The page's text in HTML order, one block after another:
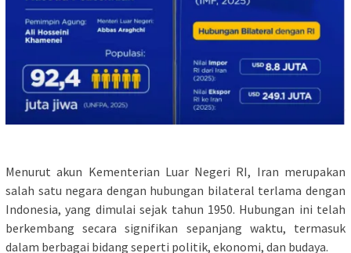
Menurut akun Kementerian Luar Negeri RI, Iran merupakan
salah satu negara dengan hubungan bilateral terlama dengan
Indonesia, yang dimulai sejak tahun 1950. Hubungan ini telah
berkembang secara signifikan sepanjang waktu, termasuk
dalam berbagai bidang seperti politik, ekonomi, dan budaya.